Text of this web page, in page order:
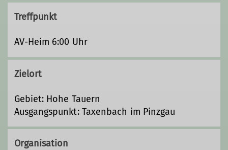
Treffpunkt
AV-Heim 6:00 Uhr
Zielort
Gebiet: Hohe Tauern
Ausgangspunkt: Taxenbach im Pinzgau
Organisation